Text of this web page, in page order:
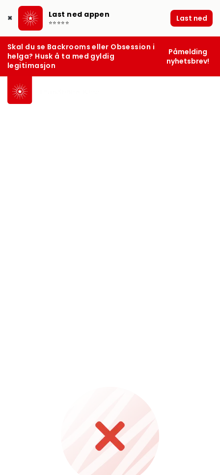
✖ Last ned appen
⭐⭐⭐⭐⭐ Last ned
Skal du se Backrooms eller Obsession i
helga? Husk å ta med gyldig
legitimasjon
Påmelding
nyhetsbrev!